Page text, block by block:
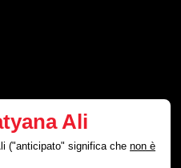
Ali
("anticipato" significa chenon è